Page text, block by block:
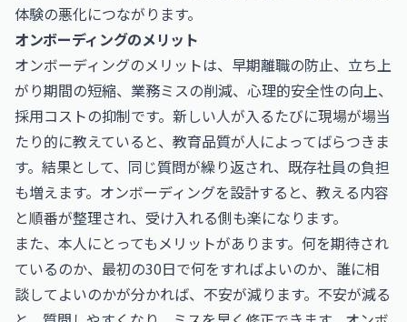
体験の悪化につながります。
オンボーディングのメリット
オンボーディングのメリットは、早期離職の防止、立ち上
がり期間の短縮、業務ミスの削減、心理的安全性の向上、
採用コストの抑制です。新しい人が入るたびに現場が場当
たり的に教えていると、教育品質が人によってばらつきま
す。結果として、同じ質問が繰り返され、既存社員の負担
も増えます。オンボーディングを設計すると、教える内容
と順番が整理され、受け入れる側も楽になります。
また、本人にとってもメリットがあります。何を期待され
ているのか、最初の30日で何をすればよいのか、誰に相
談してよいのかが分かれば、不安が減ります。不安が減る